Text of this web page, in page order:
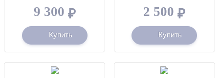
9 300 ₽
Купить
2 500 ₽
Купить